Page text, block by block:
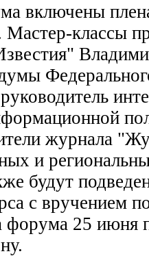
включены
Мастер-классы
журнала
и
будут
с вручением
форума 25 июня